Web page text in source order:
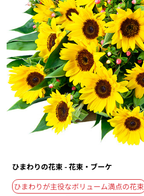
ひまわりの花束 - 花束・ブーケ
ひまわりが主役なボリューム満点の花束